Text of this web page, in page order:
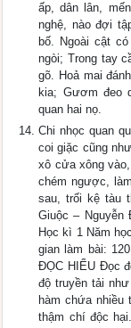
ấp, dân lân,
nghệ, nào đợi
bố. Ngoài cật
ngòi; Trong tay
gõ. Hoả mai
kia; Gươm đeo
quan hai nọ.
Chi nhọc quan
coi giặc cũng
xô cửa xông
chém ngược,
sau, trối kệ tàu
Giuộc – Nguyễn
Học kì 1 Năm
gian làm bài:
ĐỌC HIỂU Đọc
độ truyền tải
hàm chứa
thậm chí độc